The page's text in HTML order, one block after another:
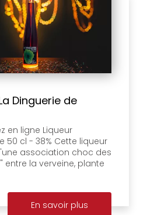
Dinguerie de
en ligne Liqueur
50 cl - 38% Cette liqueur
association choc des
entre la verveine, plante
En savoir plus